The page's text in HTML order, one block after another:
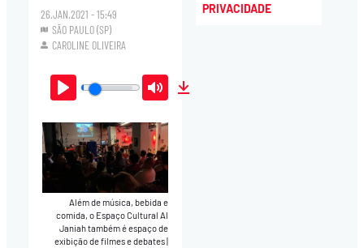
26.JAN.2021 - 15:49
SÃO PAULO (SP)
CAROLINE OLIVEIRA
Play Mute
Além de música, bebida e
comida, o Espaço Cultural Al
Janiah também é espaço de
exibição de filmes e debates
PRIVACIDADE